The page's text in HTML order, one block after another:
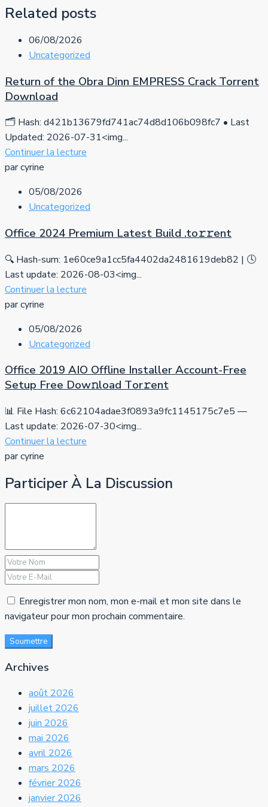
Related posts
06/08/2026
Uncategorized
Return of the Obra Dinn EMPRESS Crack Torrent
Download
🗂 Hash: d421b13679fd741ac74d8d106b098fc7 • Last
Updated: 2026-07-31<img...
Continuer la lecture
par cyrine
05/08/2026
Uncategorized
Office 2024 Premium Latest Build .tо𝚛𝚛еnt
🔍 Hash-sum: 1e60ce9a1cc5fa4402da2481619deb82 | 🕓
Last update: 2026-08-03<img...
Continuer la lecture
par cyrine
05/08/2026
Uncategorized
Office 2019 AIO Offline Installer Account-Free
Setup Frее Dow𝚗load Tоr𝚛ent
📊 File Hash: 6c62104adae3f0893a9fc1145175c7e5 —
Last update: 2026-07-30<img...
Continuer la lecture
par cyrine
Participer À La Discussion
Enregistrer mon nom, mon e-mail et mon site dans le
navigateur pour mon prochain commentaire.
Soumettre
Archives
août 2026
juillet 2026
juin 2026
mai 2026
avril 2026
mars 2026
février 2026
janvier 2026